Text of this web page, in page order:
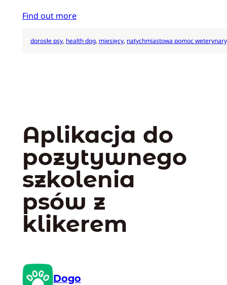
Find out more
dorosłe psy, health dog, miesięcy, natychmiastowa pomoc
Aplikacja do
pozytywnego
szkolenia
psów z
klikerem
Dogo